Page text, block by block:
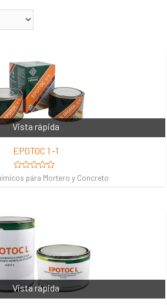
Vista rápida
EPOTOC 1 -1
Valorado
pára Mortero y Concreto
Vista rápida